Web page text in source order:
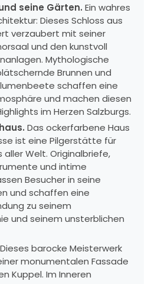
seine Gärten. Ein wahres
Dieses Schloss aus
verzaubert mit seiner
und den kunstvoll
Mythologische
Brunnen und
schaffen eine
und machen diesen
im Herzen Salzburgs.
Das ockerfarbene Haus
ist eine Pilgerstätte für
aller Welt. Originalbriefe,
und intime
Besucher in seine
und schaffen eine
zu seinem
und seinem unsterblichen
Dieses barocke Meisterwerk
monumentalen Fassade
Kuppel. Im Inneren